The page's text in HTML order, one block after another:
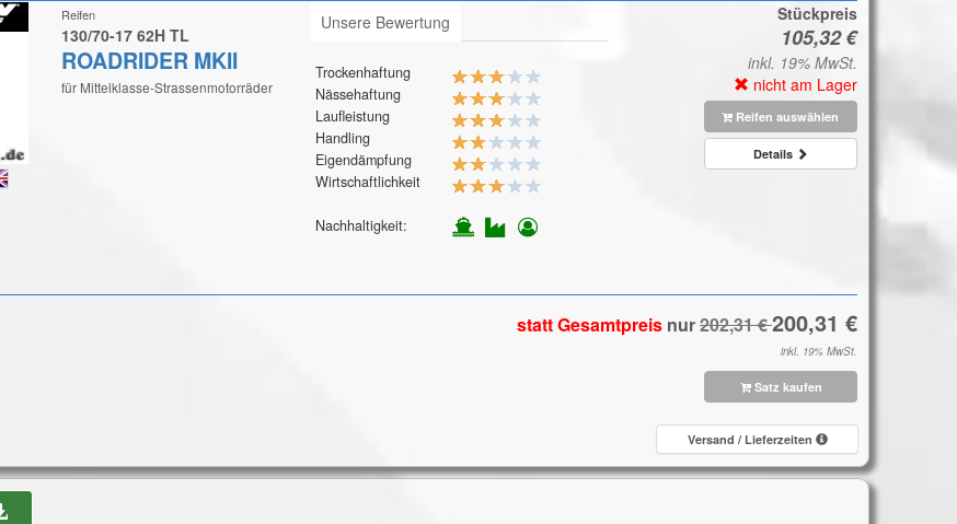
Reifen
130/70-17 62H TL
ROADRIDER MKII
für Mittelklasse-Strassenmotorräder
Unsere Bewertung
Trockenhaftung
Nässehaftung
Laufleistung
Handling
Eigendämpfung
Wirtschaftlichkeit
Nachhaltigkeit:
Stückpreis
inkl. 19% MwSt.
nicht am Lager
Reifen auswählen
Details
statt Gesamtpreis nur
inkl. 19% MwSt.
Satz kaufen
Versand / Lieferzeiten